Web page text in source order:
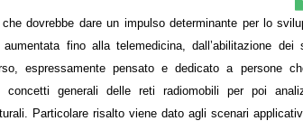
dovrebbe dare un impulso determinante per lo
fino alla telemedicina, dall’abilitazione dei
espressamente pensato e dedicato a persone
generali delle reti radiomobili per poi
Particolare risalto viene dato agli scenari